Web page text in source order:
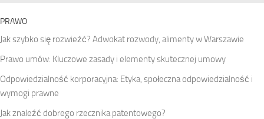
PRAWO
Jak szybko się rozwieźć? Adwokat rozwody, alimenty w Warszawie
Prawo umów: Kluczowe zasady i elementy skutecznej umowy
Odpowiedzialność korporacyjna: Etyka, społeczna odpowiedzialność i
wymogi prawne
Jak znaleźć dobrego rzecznika patentowego?